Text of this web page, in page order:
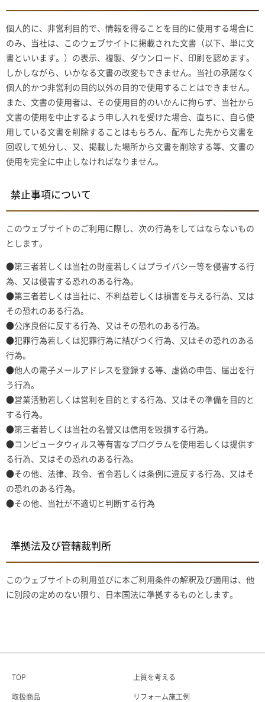
個人的に、非営利目的で、情報を得ることを目的に使用する場合に
のみ、当社は、このウェブサイトに掲載された文書（以下、単に文
書といいます。）の表示、複製、ダウンロード、印刷を認めます。
しかしながら、いかなる文書の改変もできません。当社の承諾なく
個人的かつ非営利の目的以外の目的で使用することはできません。
また、文書の使用者は、その使用目的のいかんに拘らず、当社から
文書の使用を中止するよう申し入れを受けた場合、直ちに、自ら使
用している文書を削除することはもちろん、配布した先から文書を
回収して処分し、又、掲載した場所から文書を削除する等、文書の
使用を完全に中止しなければなりません。
禁止事項について
このウェブサイトのご利用に際し、次の行為をしてはならないもの
とします。
●第三者若しくは当社の財産若しくはプライバシー等を侵害する行
為、又は侵害する恐れのある行為。
●第三者若しくは当社に、不利益若しくは損害を与える行為、又は
その恐れのある行為。
●公序良俗に反する行為、又はその恐れのある行為。
●犯罪行為若しくは犯罪行為に結びつく行為、又はその恐れのある
行為。
●他人の電子メールアドレスを登録する等、虚偽の申告、届出を行
う行為。
●営業活動若しくは営利を目的とする行為、又はその準備を目的と
する行為。
●第三者若しくは当社の名誉又は信用を毀損する行為。
●コンピュータウィルス等有害なプログラムを使用若しくは提供す
る行為、又はその恐れのある行為。
●その他、法律、政令、省令若しくは条例に違反する行為、又はそ
の恐れのある行為。
●その他、当社が不適切と判断する行為
準拠法及び管轄裁判所
このウェブサイトの利用並びに本ご利用条件の解釈及び適用は、他
に別段の定めのない限り、日本国法に準拠するものとします。
TOP 上質を考える
取扱商品 リフォーム施工例